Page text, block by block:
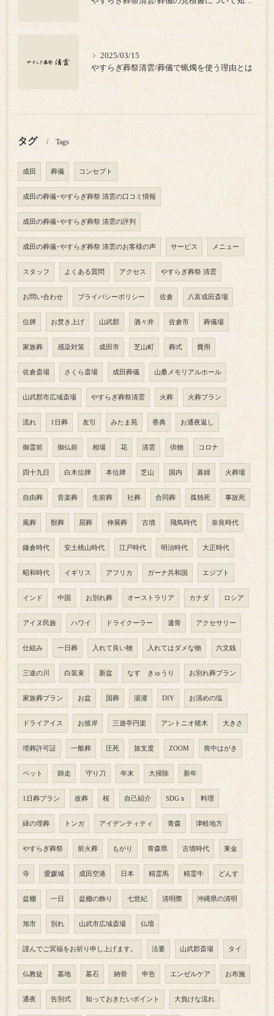
2025/03/15
やすらぎ葬祭清雲/葬儀で蝋燭を使う理由とは
タグ Tags
成田 葬儀 コンセプト
成田の葬儀･やすらぎ葬祭 清雲の口コミ情報
成田の葬儀･やすらぎ葬祭 清雲の評判
成田の葬儀･やすらぎ葬祭 清雲のお客様の声 サービス メニュー
スタッフ よくある質問 アクセス やすらぎ葬祭 清雲
お問い合わせ プライバシーポリシー 佐倉 八富成田斎場
位牌 お焚き上げ 山武郡 酒々井 佐倉市 葬儀場
家族葬 感染対策 成田市 芝山町 葬式 費用
佐倉斎場 さくら斎場 成田葬儀 山桑メモリアルホール
山武郡市広域斎場 やすらぎ葬祭清雲 火葬 火葬プラン
流れ 1日葬 友引 みたま苑 香典 お通夜返し
御霊前 御仏前 相場 花 清雲 供物 コロナ
四十九日 白木位牌 本位牌 芝山 国内 寡婦 火葬場
自由葬 音楽葬 生前葬 社葬 合同葬 孤独死 事故死
風葬 獣葬 屈葬 伸展葬 古墳 飛鳥時代 奈良時代
鎌倉時代 安土桃山時代 江戸時代 明治時代 大正時代
昭和時代 イギリス アフリカ ガーナ共和国 エジプト
インド 中国 お別れ葬 オーストラリア カナダ ロシア
アイヌ民族 ハワイ ドライクーラー 遺骨 アクセサリー
仕組み 一日葬 入れて良い物 入れてはダメな物 六文銭
三途の川 白装束 新盆 なす きゅうり お別れ葬プラン
家族葬プラン お盆 国葬 湯灌 DIY お清めの塩
ドライアイス お彼岸 三遊亭円楽 アントニオ猪木 大きさ
埋葬許可証 一般葬 圧死 旅支度 ZOOM 喪中はがき
ペット 師走 守り刀 年末 大掃除 新年
1日葬プラン 改葬 桜 自己紹介 SDGｓ 料理
緑の埋葬 トンガ アイデンティティ 青森 津軽地方
やすらぎ葬祭 前火葬 もがり 青森県 古墳時代 東金
寺 愛媛城 成田空港 日本 精霊馬 精霊牛 どんす
盆棚 一日 盆棚の飾り 七世紀 清明際 沖縄県の清明
旭市 別れ 山武市広域斎場 仏壇
謹んでご冥福をお祈り申し上げます。 法要 山武郡斎場 タイ
仏教徒 墓地 墓石 納骨 申告 エンゼルケア お布施
通夜 告別式 知っておきたいポイント 大負けな流れ